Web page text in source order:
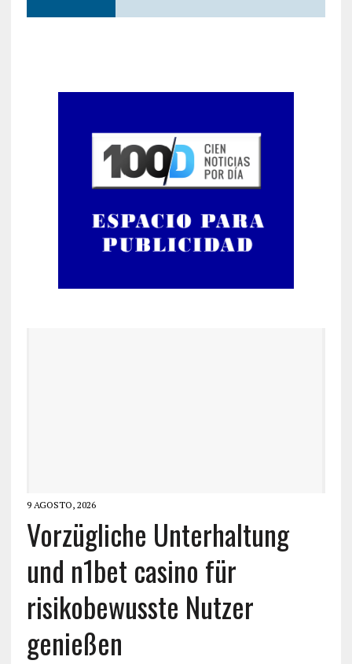
9 AGOSTO, 2026
Vorzügliche Unterhaltung
und n1bet casino für
risikobewusste Nutzer
genießen